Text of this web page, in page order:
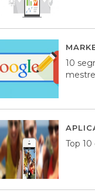
10
Top